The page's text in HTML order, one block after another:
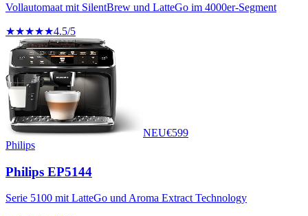
Vollautomaat mit SilentBrew und LatteGo im 4000er-Segment
★★★★★4.5/5
NEU€599
Philips
Philips EP5144
Serie 5100 mit LatteGo und Aroma Extract Technology